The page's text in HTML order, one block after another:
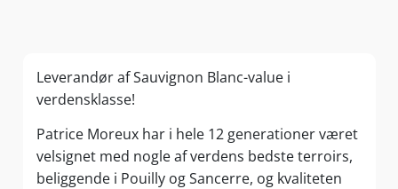
Leverandør af Sauvignon Blanc-value i
verdensklasse!
Patrice Moreux har i hele 12 generationer været
velsignet med nogle af verdens bedste terroirs,
beliggende i Pouilly og Sancerre, og kvaliteten